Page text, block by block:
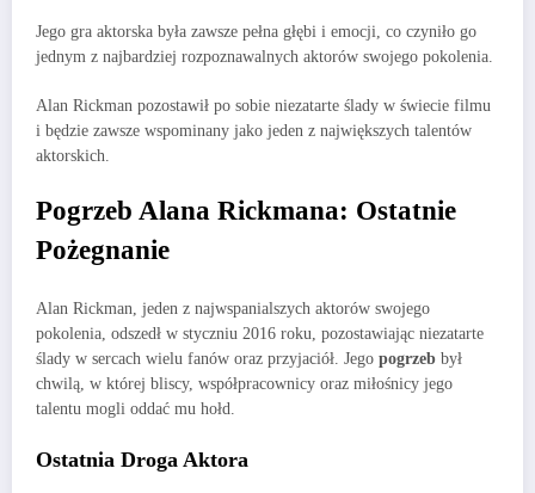
Jego gra aktorska była zawsze pełna głębi i emocji, co czyniło go
jednym z najbardziej rozpoznawalnych aktorów swojego pokolenia.
Alan Rickman pozostawił po sobie niezatarte ślady w świecie filmu
i będzie zawsze wspominany jako jeden z największych talentów
aktorskich.
Pogrzeb Alana Rickmana: Ostatnie
Pożegnanie
Alan Rickman, jeden z najwspanialszych aktorów swojego
pokolenia, odszedł w styczniu 2016 roku, pozostawiając niezatarte
ślady w sercach wielu fanów oraz przyjaciół. Jego pogrzeb był
chwilą, w której bliscy, współpracownicy oraz miłośnicy jego
talentu mogli oddać mu hołd.
Ostatnia Droga Aktora